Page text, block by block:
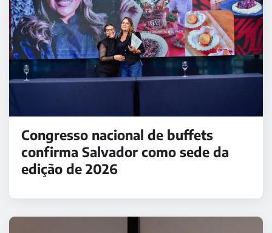
Congresso nacional de buffets
confirma Salvador como sede da
edição de 2026